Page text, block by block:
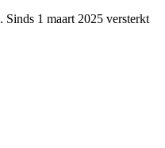
1 maart 2025 versterkt